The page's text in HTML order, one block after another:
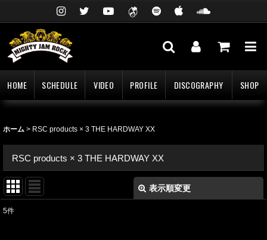
HOME SCHEDULE VIDEO PROFILE DISCOGRAPHY SHOP
ホーム > RSC products × 3 THE HARDWAY XX
RSC products × 3 THE HARDWAY XX
表示順変更
5件